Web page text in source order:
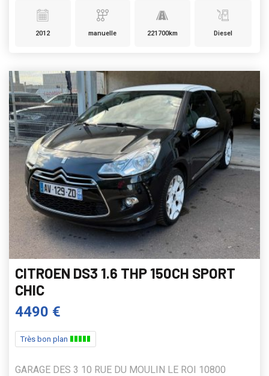
2012 manuelle 221700km Diesel
CITROEN DS3 1.6 THP 150CH SPORT
CHIC
4490 €
Très bon plan
GARAGE DES 3 10 RUE DU MOULIN LE ROI 10800